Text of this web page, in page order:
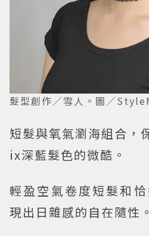
髮型創作／雪人。圖／
短髮與氧氣瀏海組合，
ix深藍髮色的微酷。
輕盈空氣卷度短髮和
現出日雜感的自在隨性。